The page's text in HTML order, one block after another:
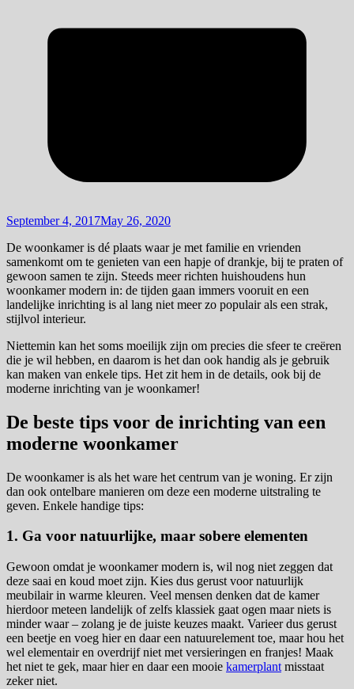
September 4, 2017May 26, 2020
De woonkamer is dé plaats waar je met familie en vrienden
samenkomt om te genieten van een hapje of drankje, bij te praten of
gewoon samen te zijn. Steeds meer richten huishoudens hun
woonkamer modern in: de tijden gaan immers vooruit en een
landelijke inrichting is al lang niet meer zo populair als een strak,
stijlvol interieur.
Niettemin kan het soms moeilijk zijn om precies die sfeer te creëren
die je wil hebben, en daarom is het dan ook handig als je gebruik
kan maken van enkele tips. Het zit hem in de details, ook bij de
moderne inrichting van je woonkamer!
De beste tips voor de inrichting van een
moderne woonkamer
De woonkamer is als het ware het centrum van je woning. Er zijn
dan ook ontelbare manieren om deze een moderne uitstraling te
geven. Enkele handige tips:
1. Ga voor natuurlijke, maar sobere elementen
Gewoon omdat je woonkamer modern is, wil nog niet zeggen dat
deze saai en koud moet zijn. Kies dus gerust voor natuurlijk
meubilair in warme kleuren. Veel mensen denken dat de kamer
hierdoor meteen landelijk of zelfs klassiek gaat ogen maar niets is
minder waar – zolang je de juiste keuzes maakt. Varieer dus gerust
een beetje en voeg hier en daar een natuurelement toe, maar hou het
wel elementair en overdrijf niet met versieringen en franjes! Maak
het niet te gek, maar hier en daar een mooie kamerplant misstaat
zeker niet.